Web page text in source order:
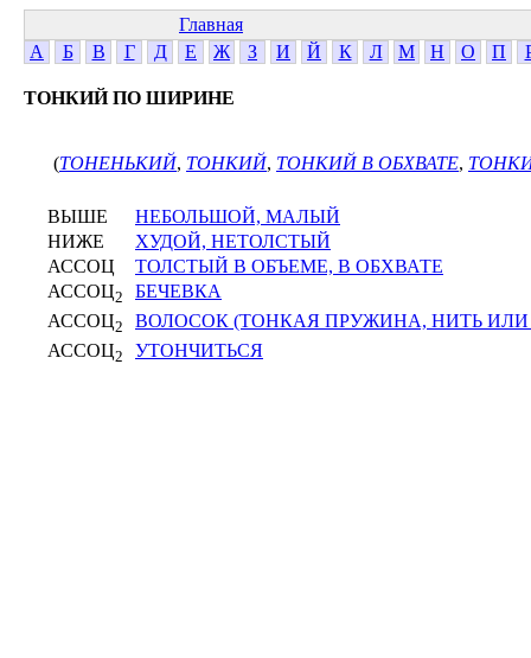
Главная
А
Б В Г Д Е Ж З И Й К Л М Н О П
ТОНКИЙ ПО ШИРИНЕ
(ТОНЕНЬКИЙ, ТОНКИЙ, ТОНКИЙ В ОБХВАТЕ,
ВЫШЕ
НЕБОЛЬШОЙ, МАЛЫЙ
НИЖЕ
ХУДОЙ, НЕТОЛСТЫЙ
АССОЦ
ТОЛСТЫЙ В ОБЪЕМЕ, В ОБХВАТЕ
АССОЦ2
БЕЧЕВКА
АССОЦ2
ВОЛОСОК (ТОНКАЯ ПРУЖИНА, НИТЬ
АССОЦ2 УТОНЧИТЬСЯ